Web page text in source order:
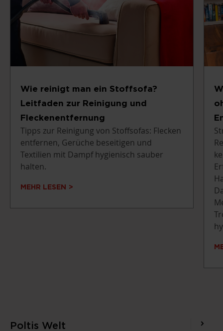
Wie reinigt man ein Stoffsofa?
Leitfaden zur Reinigung und
Fleckenentfernung
Tipps zur Reinigung von Stoffsofas: Flecken
entfernen, Gerüche beseitigen und
Textilien mit Dampf hygienisch sauber
halten.
MEHR LESEN
Poltis Welt